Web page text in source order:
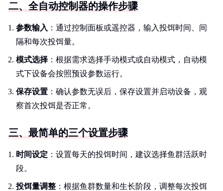
二、全自动控制器的操作步骤
参数输入 ：通过控制面板或遥控器，输入投饵时间、间
隔和每次投饵量。
模式选择 ：根据需求选择手动模式或自动模式，自动模
式下设备会按照预设参数运行。
保存设置 ：确认参数无误后，保存设置并启动设备，观
察首次投饵是否正常。
三、最简单的三个设置步骤
时间设定 ：设置每天的投饵时间，建议选择鱼群活跃时
段。
投饵量调整 ：根据鱼群数量和生长阶段，调整每次投饵